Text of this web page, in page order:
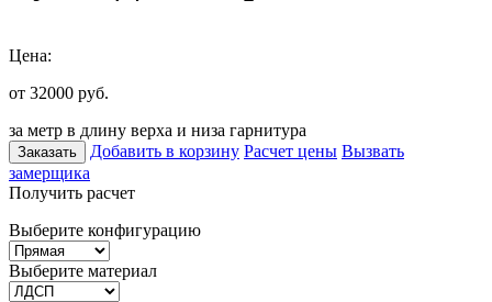
Цена:
от 32000 руб.
за метр в длину верха и низа гарнитура
Заказать Добавить в корзину Расчет цены Вызвать
замерщика
Получить расчет
Выберите конфигурацию
Выберите материал